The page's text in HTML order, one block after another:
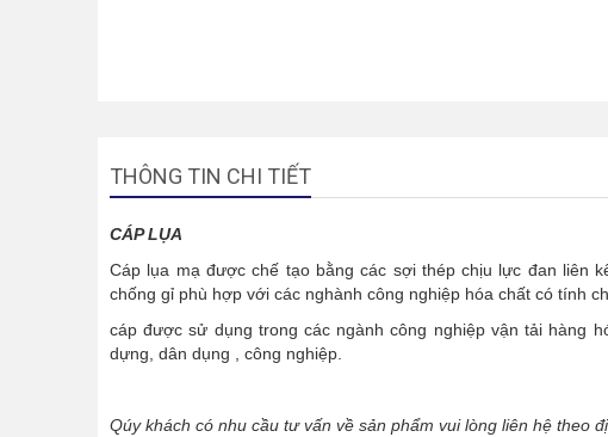
THÔNG TIN CHI TIẾT
CÁP LỤA
Cáp lụa mạ được chế tạo bằng các sợi thép chịu lực đan liên
chống gỉ phù hợp với các nghành công nghiệp hóa chất có tính
cáp được sử dụng trong các ngành công nghiệp vận tải hàng
dựng, dân dụng , công nghiệp.
Qúy khách có nhu cầu tư vấn về sản phẩm vui lòng liên hệ theo